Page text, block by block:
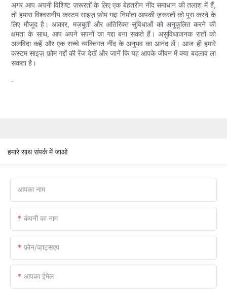
अगर आप अपनी विशिष्ट ज़रूरतों के लिए एक बेहतरीन नींद समाधान की तलाश में हैं,
तो हमारा विश्वसनीय कस्टम साइज़ फ़ोम गद्दा निर्माता आपकी ज़रूरतों को पूरा करने के
लिए मौजूद है। आकार, मज़बूती और अतिरिक्त सुविधाओं को अनुकूलित करने की
क्षमता के साथ, आप अपने सपनों का गद्दा बना सकते हैं। असुविधाजनक रातों को
अलविदा कहें और एक सच्चे व्यक्तिगत नींद के अनुभव का आनंद लें। आज ही हमारे
कस्टम साइज़ फ़ोम गद्दों की रेंज देखें और जानें कि यह आपके जीवन में क्या बदलाव ला
सकता है।
.
हमारे साथ संपर्क में जाओ
आपका नाम
कंपनी का नाम
फ़ोन/व्हाट्सएप
आपका ईमेल